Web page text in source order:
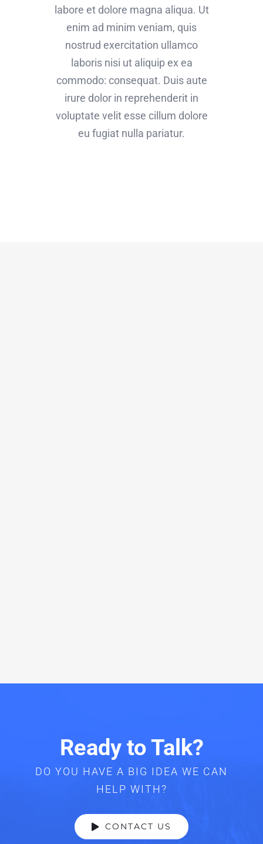
labore et dolore magna aliqua. Ut
enim ad minim veniam, quis
nostrud exercitation ullamco
laboris nisi ut aliquip ex ea
commodo: consequat. Duis aute
irure dolor in reprehenderit in
voluptate velit esse cillum dolore
eu fugiat nulla pariatur.
Ready to Talk?
DO YOU HAVE A BIG IDEA WE CAN
HELP WITH?
CONTACT US